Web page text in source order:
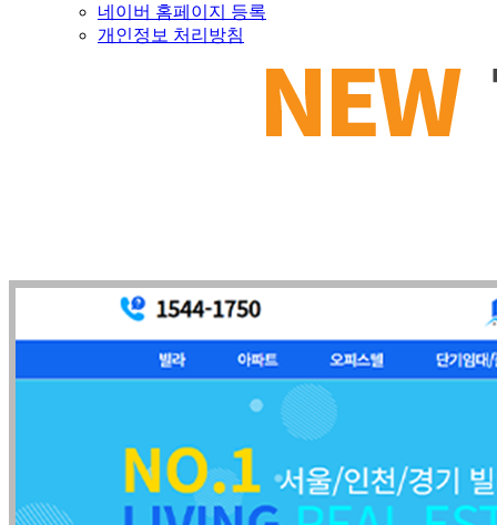
네이버 홈페이지 등록
개인정보 처리방침